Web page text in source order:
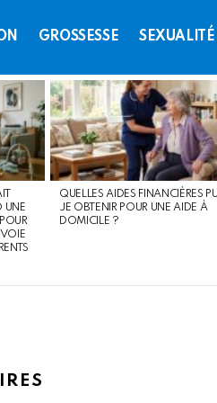
GROSSESSE SEXUALITÉ
UNE
QUELLES AIDES FINANCIÈRES
JE OBTENIR POUR UNE AIDE À
DOMICILE ?